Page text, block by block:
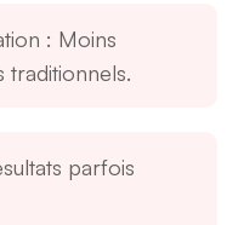
: Moins
traditionnels.
parfois